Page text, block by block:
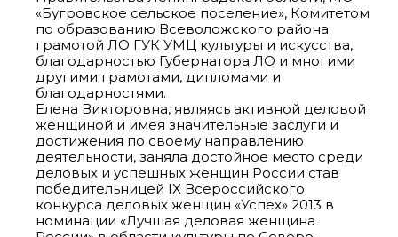
«Бугровское сельское поселение», Комитетом
по образованию Всеволожского района;
грамотой ЛО ГУК УМЦ культуры и искусства,
благодарностью Губернатора ЛО и многими
другими грамотами, дипломами и
благодарностями.
Елена Викторовна, являясь активной деловой
женщиной и имея значительные заслуги и
достижения по своему направлению
деятельности, заняла достойное место среди
деловых и успешных женщин России став
победительницей IX Всероссийского
конкурса деловых женщин «Успех» 2013 в
номинации «Лучшая деловая женщина